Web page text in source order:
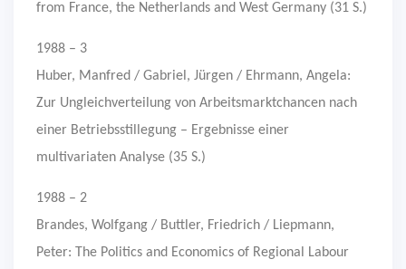
from France, the Netherlands and West Germany (31 S.)
1988 – 3
Huber, Manfred / Gabriel, Jürgen / Ehrmann, Angela:
Zur Ungleichverteilung von Arbeitsmarktchancen nach
einer Betriebsstillegung – Ergebnisse einer
multivariaten Analyse (35 S.)
1988 – 2
Brandes, Wolfgang / Buttler, Friedrich / Liepmann,
Peter: The Politics and Economics of Regional Labour